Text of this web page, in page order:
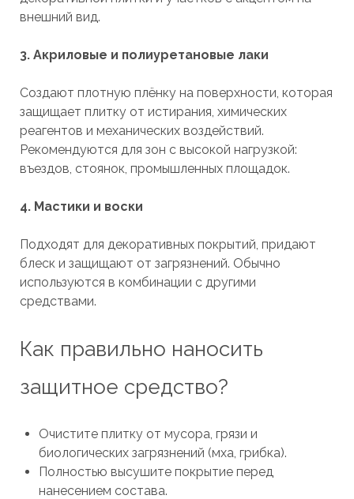
внешний вид.
3. Акриловые и полиуретановые лаки
Создают плотную плёнку на поверхности, которая
защищает плитку от истирания, химических
реагентов и механических воздействий.
Рекомендуются для зон с высокой нагрузкой:
въездов, стоянок, промышленных площадок.
4. Мастики и воски
Подходят для декоративных покрытий, придают
блеск и защищают от загрязнений. Обычно
используются в комбинации с другими
средствами.
Как правильно наносить
защитное средство?
Очистите плитку от мусора, грязи и
биологических загрязнений (мха, грибка).
Полностью высушите покрытие перед
нанесением состава.